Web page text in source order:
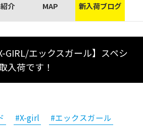
介 MAP 新入荷ブログ
GIRL/エックスガール】スペシ
入荷です！
#X-girl
#エックスガール